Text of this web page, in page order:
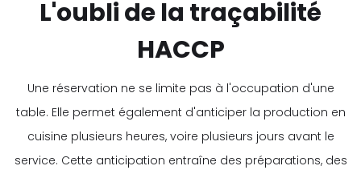
L'oubli de la traçabilité
HACCP
Une réservation ne se limite pas à l'occupation d'une
table. Elle permet également d'anticiper la production en
cuisine plusieurs heures, voire plusieurs jours avant le
service. Cette anticipation entraîne des préparations, des